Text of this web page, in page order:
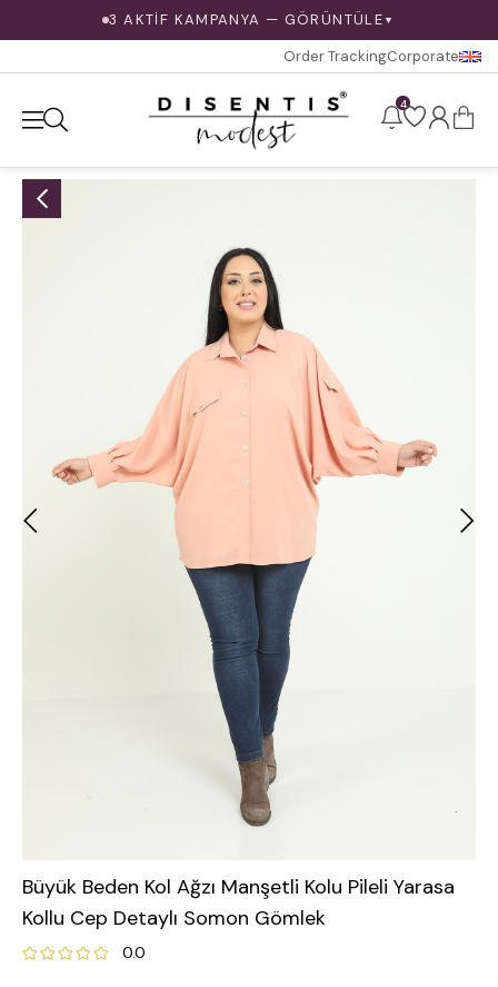
3 AKTİF KAMPANYA — GÖRÜNTÜLE ▼
Order TrackingCorporate
4
Büyük Beden Kol Ağzı Manşetli Kolu Pileli Yarasa
Kollu Cep Detaylı Somon Gömlek
0.0